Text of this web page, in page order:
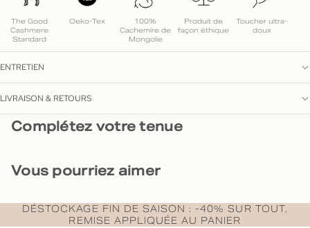
The Good
Cashmere
Standard
Oeko-Tex
100%
Cachemire de
Mongolie
Produit de
façon éthique
Toucher ultra-
doux
ENTRETIEN
LIVRAISON & RETOURS
Complétez votre tenue
Vous pourriez aimer
DÉSTOCKAGE FIN DE SAISON : -40% SUR TOUT,
REMISE APPLIQUÉE AU PANIER